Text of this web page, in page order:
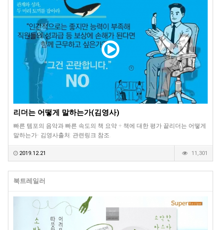
리더는 어떻게 말하는가(김영사)
빠른 템포의 음악과 빠른 속도의 책 요약 + 책에 대한 평가 끝리더는 어떻게
말하는가- 김영사출처: 관련링크 참조.
2019.12.21 11,301
북트레일러